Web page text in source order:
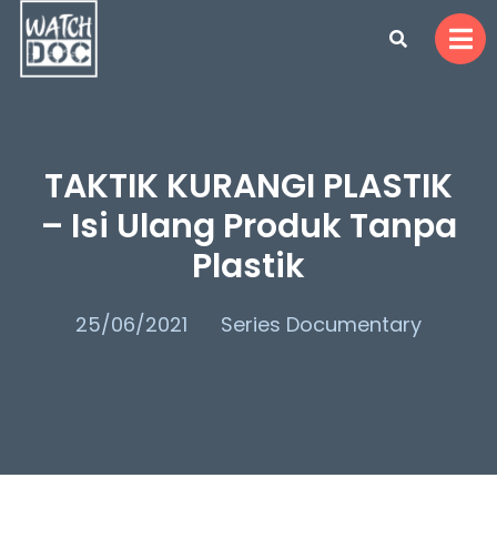
TAKTIK KURANGI PLASTIK
– Isi Ulang Produk Tanpa
Plastik
25/06/2021 Series Documentary